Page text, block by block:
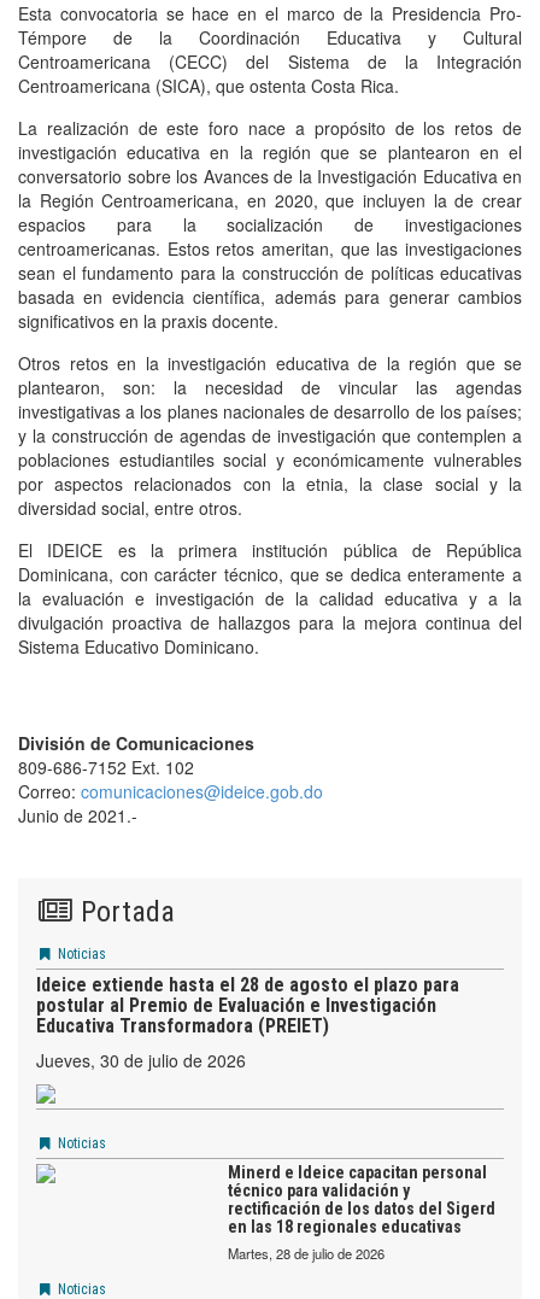
Esta convocatoria se hace en el marco de la Presidencia Pro-
Témpore de la Coordinación Educativa y Cultural
Centroamericana (CECC) del Sistema de la Integración
Centroamericana (SICA), que ostenta Costa Rica.
La realización de este foro nace a propósito de los retos de
investigación educativa en la región que se plantearon en el
conversatorio sobre los Avances de la Investigación Educativa en
la Región Centroamericana, en 2020, que incluyen la de crear
espacios para la socialización de investigaciones
centroamericanas. Estos retos ameritan, que las investigaciones
sean el fundamento para la construcción de políticas educativas
basada en evidencia científica, además para generar cambios
significativos en la praxis docente.
Otros retos en la investigación educativa de la región que se
plantearon, son: la necesidad de vincular las agendas
investigativas a los planes nacionales de desarrollo de los países;
y la construcción de agendas de investigación que contemplen a
poblaciones estudiantiles social y económicamente vulnerables
por aspectos relacionados con la etnia, la clase social y la
diversidad social, entre otros.
El IDEICE es la primera institución pública de República
Dominicana, con carácter técnico, que se dedica enteramente a
la evaluación e investigación de la calidad educativa y a la
divulgación proactiva de hallazgos para la mejora continua del
Sistema Educativo Dominicano.
División de Comunicaciones
809-686-7152 Ext. 102
Correo: comunicaciones@ideice.gob.do
Junio de 2021.-
Portada
Noticias
Ideice extiende hasta el 28 de agosto el plazo para
postular al Premio de Evaluación e Investigación
Educativa Transformadora (PREIET)
jueves, 30 de julio de 2026
Noticias
Minerd e Ideice capacitan personal
técnico para validación y
rectificación de los datos del Sigerd
en las 18 regionales educativas
martes, 28 de julio de 2026
Noticias